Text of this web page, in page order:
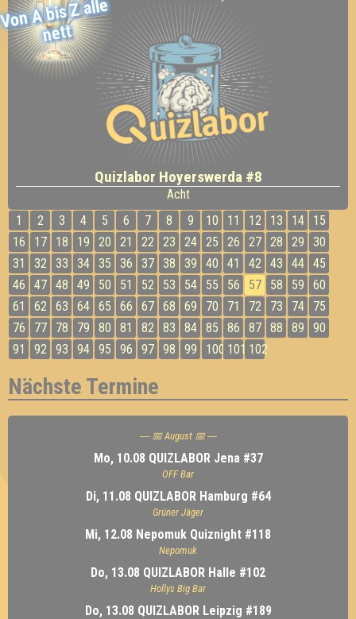
bis Z alle
nett
Quizlabor Hoyerswerda #8
Acht
1
2 3 4 5 6 7 8 9 10 11 12 13 14
15
16
17 18 19 20 21 22 23 24 25 26 27 28 29
30
31
32 33 34 35 36 37 38 39 40 41 42 43 44 45
46
47 48 49 50 51 52 53 54 55 56 57 58 59
60
61
62 63 64 65 66 67 68 69 70 71 72 73 74
75
76
77 78 79 80 81 82 83 84 85 86 87 88 89
90
91
92 93 94 95 96 97 98 99 100 101 102
Nächste Termine
---- 📅 August 📅 ----
Mo, 10.08 QUIZLABOR Jena #37
OFF Bar
Di, 11.08 QUIZLABOR Hamburg #64
Grüner Jäger
Mi, 12.08 Nepomuk Quiznight #118
Nepomuk
Do, 13.08 QUIZLABOR Halle #102
Hollys Big Bar
Do, 13.08 QUIZLABOR Leipzig #189